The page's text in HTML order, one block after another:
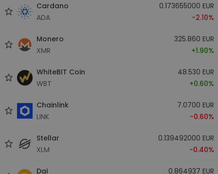
Cardano
ADA
0.173655000 EUR
-2.10%
Monero
XMR
325.860 EUR
+1.90%
WhiteBIT Coin
WBT
48.530 EUR
+0.60%
Chainlink
LINK
7.0700 EUR
-0.60%
Stellar
XLM
0.139492000 EUR
-0.40%
Dai
0.864937 EUR